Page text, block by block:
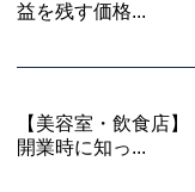
益を残す価格...
【美容室・飲食店】
開業時に知っ...